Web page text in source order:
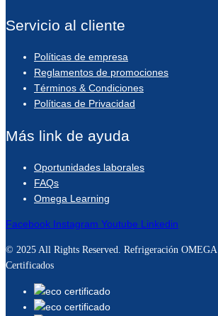
Servicio al cliente
Políticas de empresa
Reglamentos de promociones
Términos & Condiciones
Políticas de Privacidad
Más link de ayuda
Oportunidades laborales
FAQs
Omega Learning
Facebook Instagram Youtube Linkedin
© 2025 All Rights Reserved. Refrigeración OMEGA
Certificados